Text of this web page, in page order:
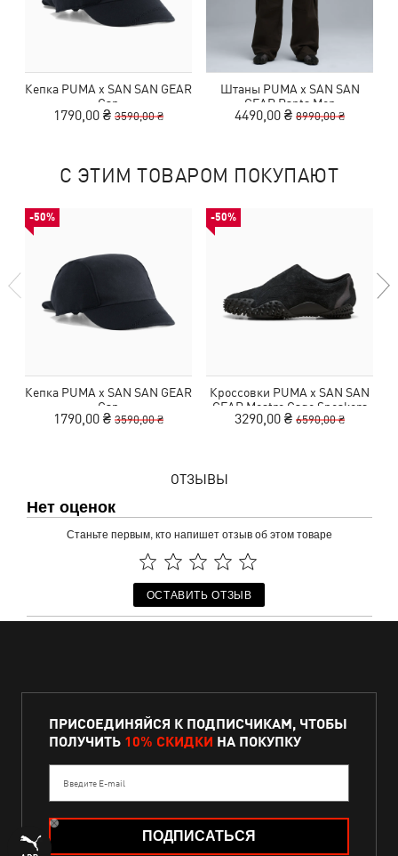
Кепка PUMA x SAN SAN GEAR
Cap
1790,00 ₴ 3590,00 ₴
Штаны PUMA x SAN SAN
GEAR Pants Men
4490,00 ₴ 8990,00 ₴
С ЭТИМ ТОВАРОМ ПОКУПАЮТ
-50%
Кепка PUMA x SAN SAN GEAR
Cap
1790,00 ₴ 3590,00 ₴
-50%
Кроссовки PUMA x SAN SAN
GEAR Mostro Cage Sneakers
Unisex
3290,00 ₴ 6590,00 ₴
ОТЗЫВЫ
Нет оценок
Станьте первым, кто напишет отзыв об этом товаре
ОСТАВИТЬ ОТЗЫВ
ПРИСОЕДИНЯЙСЯ К ПОДПИСЧИКАМ, ЧТОБЫ
ПОЛУЧИТЬ 10% СКИДКИ НА ПОКУПКУ
Введите E-mail
ПОДПИСАТЬСЯ